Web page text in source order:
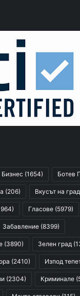
Бизнес (1654) Ботев
(206) Вкусът на
Гласове (5979)
Забавление (8399)
(3890) Зелен град
(2410) Изпод
(2304) Криминале